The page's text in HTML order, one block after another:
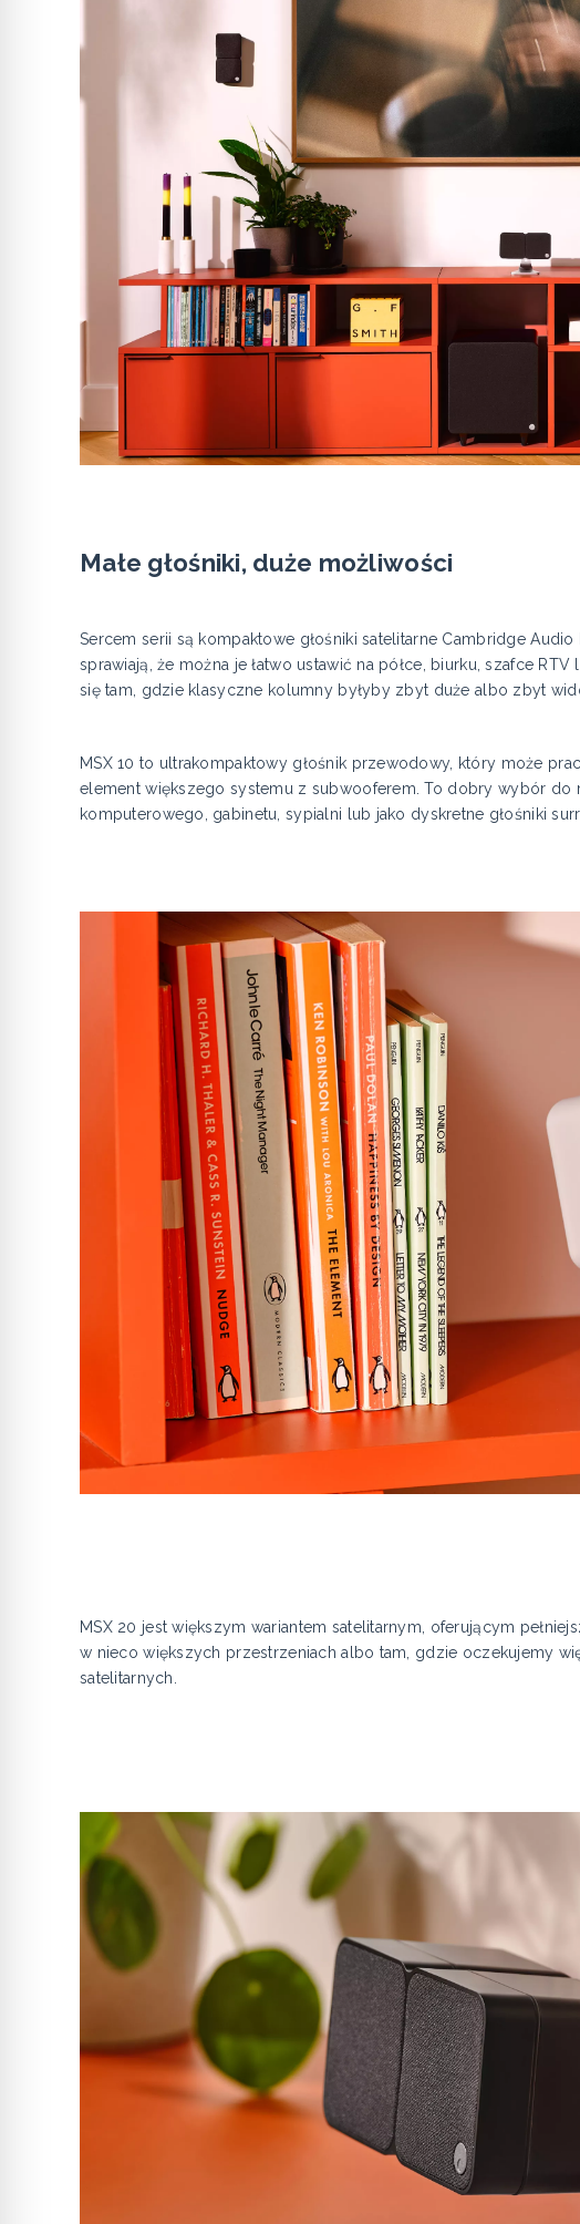
Małe głośniki, duże możliwości
Sercem serii są kompaktowe głośniki satelitarne Cambridge
sprawiają, że można je łatwo ustawić na półce, biurku, szafce
się tam, gdzie klasyczne kolumny byłyby zbyt duże albo zbyt
MSX 10 to ultrakompaktowy głośnik przewodowy, który może
element większego systemu z subwooferem. To dobry wybór do
komputerowego, gabinetu, sypialni lub jako dyskretne głośniki
MSX 20 jest większym wariantem satelitarnym, oferującym
w nieco większych przestrzeniach albo tam, gdzie oczekujemy
satelitarnych.